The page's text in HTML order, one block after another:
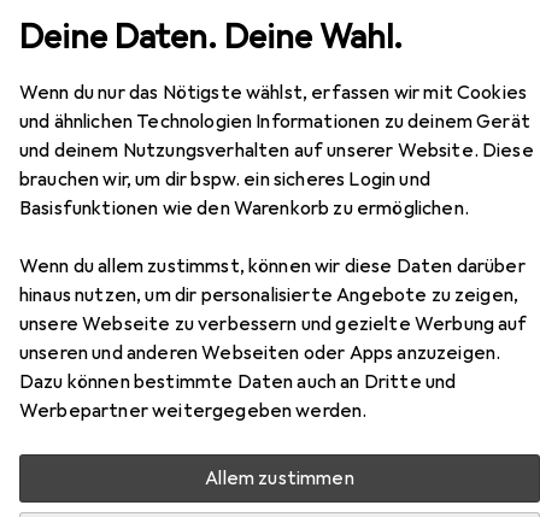
Deine Daten. Deine Wahl.
Wenn du nur das Nötigste wählst, erfassen wir mit Cookies
und ähnlichen Technologien Informationen zu deinem Gerät
und deinem Nutzungsverhalten auf unserer Website. Diese
brauchen wir, um dir bspw. ein sicheres Login und
Basisfunktionen wie den Warenkorb zu ermöglichen.
Wenn du allem zustimmst, können wir diese Daten darüber
hinaus nutzen, um dir personalisierte Angebote zu zeigen,
unsere Webseite zu verbessern und gezielte Werbung auf
unseren und anderen Webseiten oder Apps anzuzeigen.
Dazu können bestimmte Daten auch an Dritte und
Werbepartner weitergegeben werden.
Allem zustimmen
Möbelgriff Omp Porro Möbelknöpfe
EUR
11,– bei 3 Stück
Omp PorroMöbelknöpfe
Zubehör für Omp Porro
Möbelknöpfe
Hier findest du passendes Zubehör zum Produkt Omp
Porro Möbelknöpfe aus der Kategorie Möbelgriff.
Relevanz
Produktliste